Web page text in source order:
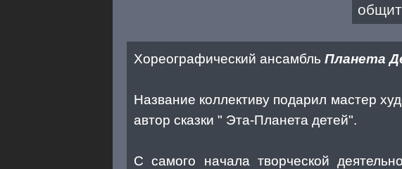
Хореографический ансамбль Планета
Название коллективу подарил мастер
автор сказки " Эта-Планета детей".
С самого начала творческой